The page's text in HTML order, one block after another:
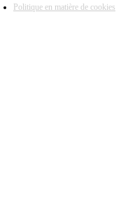
Politique en matière de cookies